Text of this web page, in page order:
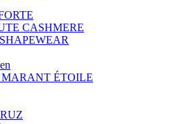
CASHMERE
ÉTOILE